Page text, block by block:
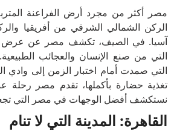
مصر أكثر من مجرد أرض الفراعنة
الركن الشمالي الشرقي من أفريقيا
آسيا. في الصيف، تكشف مصر عن عرض
التي من صنع الإنسان والعجائب
التي صمدت أمام اختبار الزمن إلى وادي
تغذية حضارة بأكملها، تقدم مصر رحلة
نستكشف أفضل الوجهات في مصر التي
القاهرة: المدينة التي لا تنام